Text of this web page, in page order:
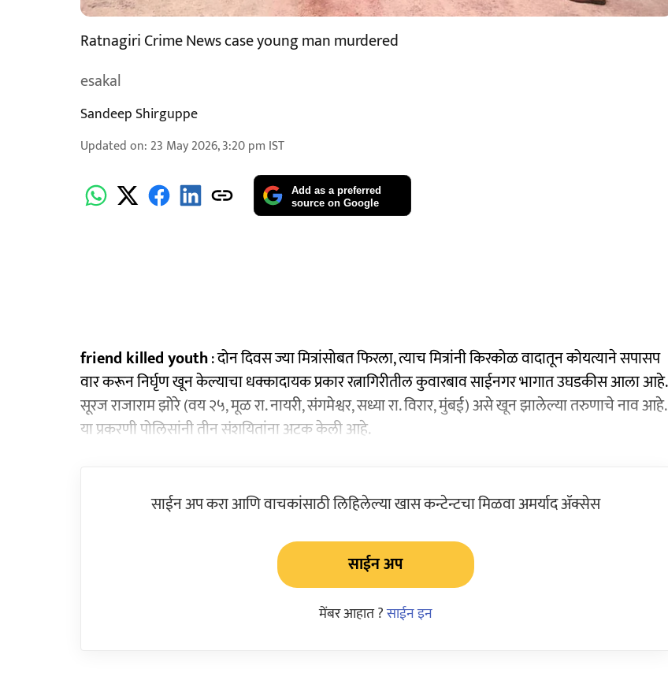
Ratnagiri Crime News case young man murdered
esakal
Sandeep Shirguppe
Updated on: 23 May 2026, 3:20 pm IST
Add as a preferred
source on Google
friend killed youth: दोन दिवस ज्या मित्रांसोबत फिरला, त्याच मित्रांनी किरकोळ वादातून कोयत्याने सपासप
वार करून निर्घृण खून केल्याचा धक्कादायक प्रकार रत्नागिरीतील कुवारबाव साईनगर भागात उघडकीस आला आहे.
सूरज राजाराम झोरे (वय २५, मूळ रा. नायरी, संगमेश्वर, सध्या रा. विरार, मुंबई) असे खून झालेल्या तरुणाचे नाव आहे.
या प्रकरणी पोलिसांनी तीन संशयितांना अटक केली आहे.
साईन अप करा आणि वाचकांसाठी लिहिलेल्या खास कन्टेन्टचा मिळवा अमर्याद ॲक्सेस
साईन अप
मेंबर आहात ?साईन इन